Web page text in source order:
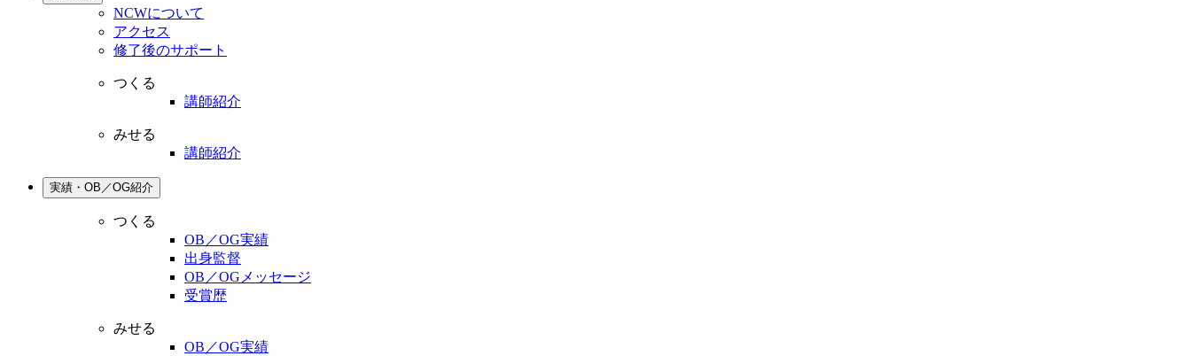
NCWについて
アクセス
修了後のサポート
つくる
講師紹介
みせる
講師紹介
実績・OB／OG紹介
つくる
OB／OG実績
出身監督
OB／OGメッセージ
受賞歴
みせる
OB／OG実績